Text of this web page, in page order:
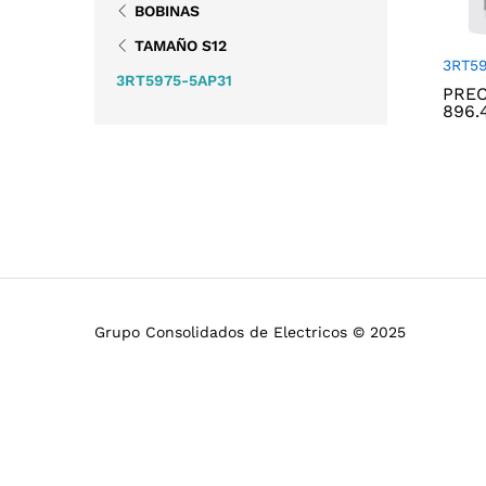
BOBINAS
TAMAÑO S12
3RT5975-5AP31
Grupo Consolidados de Electricos © 2025